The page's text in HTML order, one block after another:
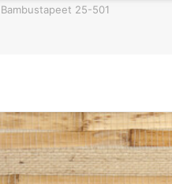
Bambustapeet 25-501